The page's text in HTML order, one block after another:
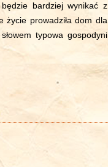
bardziej wynikać z
życie prowadziła dom dla
typowa gospodyni